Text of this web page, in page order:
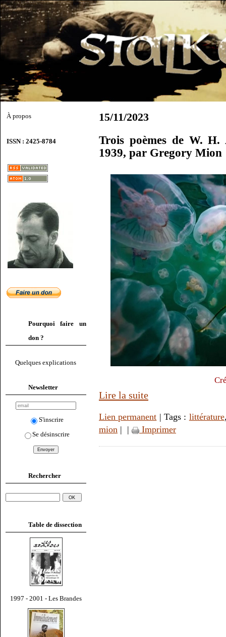
À propos
ISSN : 2425-8784
Pourquoi faire un
don ?
Quelques explications
Newsletter
S'inscrire
Se désinscrire
Rechercher
Table de dissection
1997 - 2001 - Les Brandes
15/11/2023
Trois poèmes de W. H.
1939, par Gregory Mion
Lire la suite
Lien permanent | Tags : littérature
mion | | Imprimer